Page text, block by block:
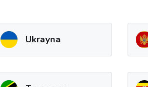
Ukrayna